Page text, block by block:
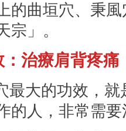
的曲垣穴、秉
宗」。
：治療肩背疼痛
最大的功效，就
的人，非常需